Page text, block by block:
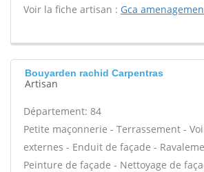
Voir la fiche artisan : Gca
Bouyarden rachid Carpentras
Artisan
Département: 84
Petite maçonnerie - Terrassement -
externes - Enduit de façade -
Peinture de façade - Nettoyage de